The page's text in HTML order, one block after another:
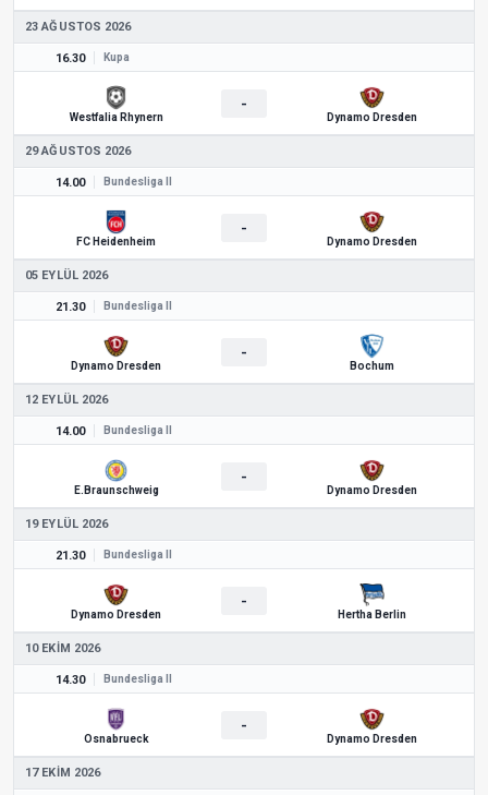
23 AĞUSTOS 2026
16.30 Kupa
Westfalia Rhynern
-
Dynamo Dresden
29 AĞUSTOS 2026
14.00 Bundesliga II
FC Heidenheim
-
Dynamo Dresden
05 EYLÜL 2026
21.30 Bundesliga II
Dynamo Dresden
-
Bochum
12 EYLÜL 2026
14.00 Bundesliga II
E.Braunschweig
-
Dynamo Dresden
19 EYLÜL 2026
21.30 Bundesliga II
Dynamo Dresden
-
Hertha Berlin
10 EKIM 2026
14.30 Bundesliga II
Osnabrueck
-
Dynamo Dresden
17 EKIM 2026